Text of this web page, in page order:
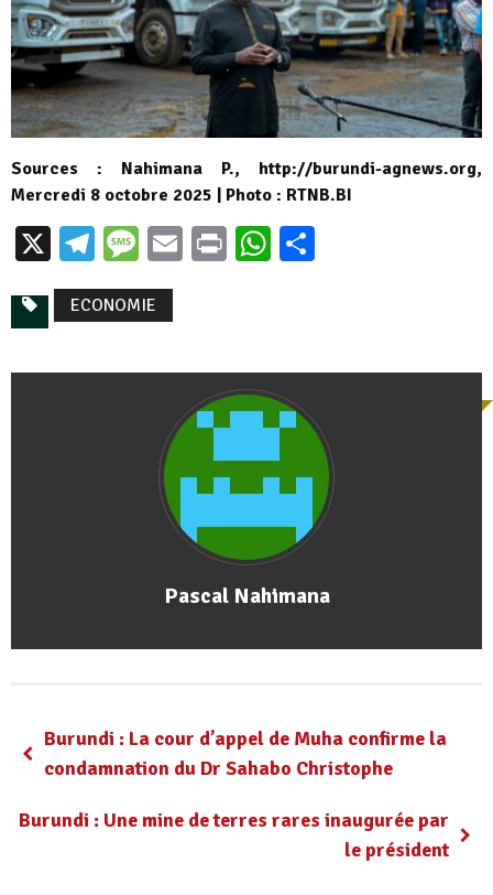
Sources : Nahimana P., http://burundi-agnews.org,
Mercredi 8 octobre 2025 | Photo : RTNB.BI
X Telegram
Message
EmailPrintWhatsApp
ECONOMIE
Pascal Nahimana
Burundi : La cour d’appel de Muha confirme la
condamnation du Dr Sahabo Christophe
Burundi : Une mine de terres rares inaugurée par
le président